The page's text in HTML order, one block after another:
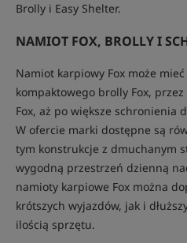
Brolly i Easy Shelter.
NAMIOT FOX, BROLLY I
Namiot karpiowy Fox może
kompaktowego brolly Fox,
Fox, aż po większe schronienia
W ofercie marki dostępne są
tym konstrukcje z dmuchanym
wygodną przestrzeń dzienną
namioty karpiowe Fox można
krótszych wyjazdów, jak i
ilością sprzętu.